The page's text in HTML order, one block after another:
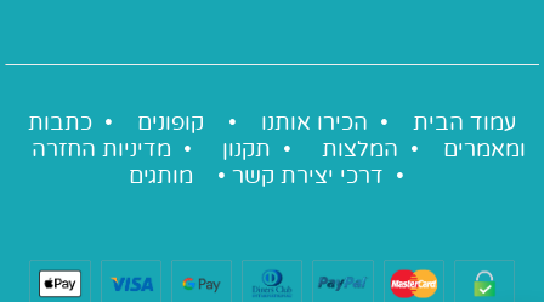
עמוד הבית • הכירו אותנו • קופונים • כתבות
ומאמרים • המלצות • תקנון • מדיניות החזרה
• דרכי יצירת קשר • מותגים